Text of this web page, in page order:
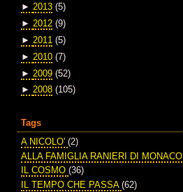
► 2013 (5)
► 2012 (9)
► 2011 (5)
► 2010 (7)
► 2009 (52)
► 2008 (105)
Tags
A NICOLO' (2)
ALLA FAMIGLIA RANIERI DI MONACO
IL COSMO (36)
IL TEMPO CHE PASSA (62)